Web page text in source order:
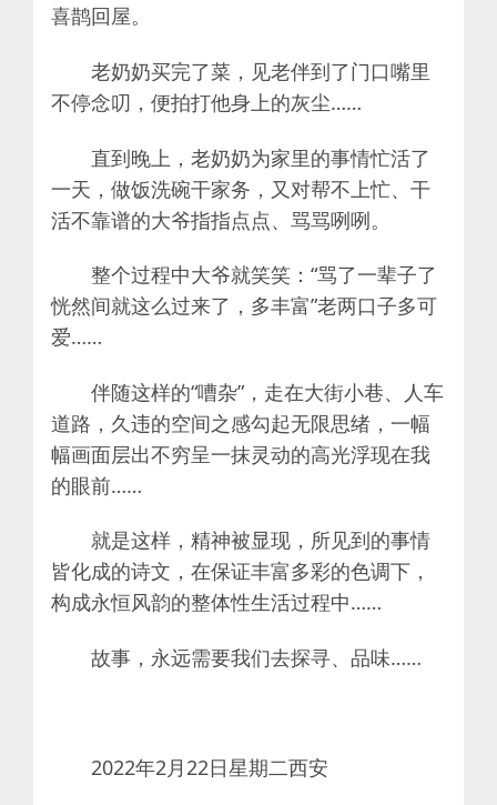
喜鹊回屋。
老奶奶买完了菜，见老伴到了门口嘴里
不停念叨，便拍打他身上的灰尘……
直到晚上，老奶奶为家里的事情忙活了
一天，做饭洗碗干家务，又对帮不上忙、干
活不靠谱的大爷指指点点、骂骂咧咧。
整个过程中大爷就笑笑：“骂了一辈子了
恍然间就这么过来了，多丰富”​老两口子多可
爱……
伴随这样的“嘈杂”，走在大街小巷、人车
道路，久违的空间之感勾起无限思绪，一幅
幅画面层出不穷呈一抹灵动的高光浮现在我
的眼前……
就是这样，精神被显现，所见到的事情
皆化成的诗文，在保证丰富多彩的色调下，
构成永恒风韵的整体性生活过程中……
故事，永远需要我们去探寻、品味……
2022年2月22日星期二西安